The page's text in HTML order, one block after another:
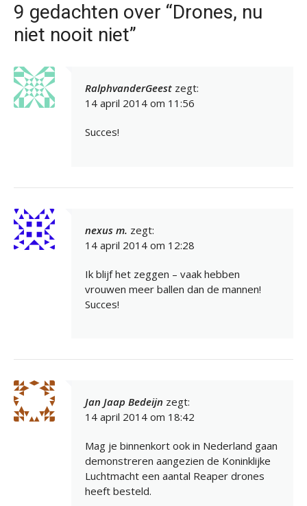
9 gedachten over “Drones, nu
niet nooit niet”
RalphvanderGeest zegt:
14 april 2014 om 11:56
Succes!
nexus m. zegt:
14 april 2014 om 12:28
Ik blijf het zeggen – vaak hebben
vrouwen meer ballen dan de mannen!
Succes!
Jan Jaap Bedeijn zegt:
14 april 2014 om 18:42
Mag je binnenkort ook in Nederland gaan
demonstreren aangezien de Koninklijke
Luchtmacht een aantal Reaper drones
heeft besteld.